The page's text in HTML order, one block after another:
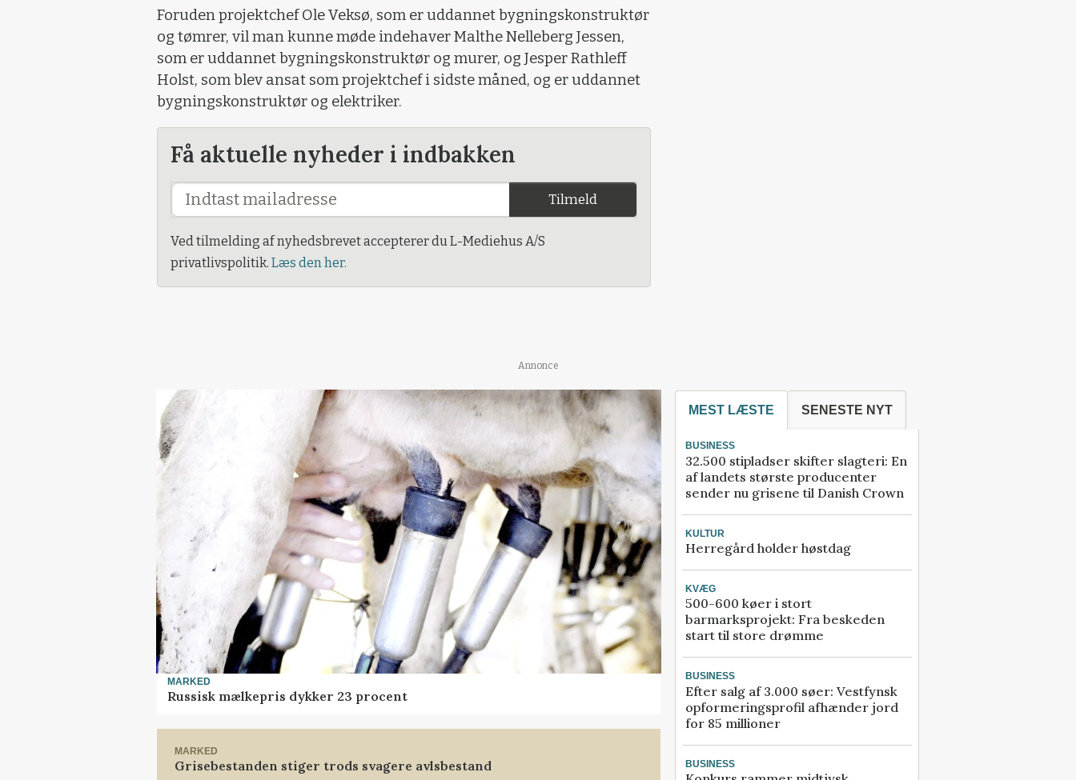
Foruden projektchef Ole Veksø, som er uddannet bygningskonstruktør
og tømrer, vil man kunne møde indehaver Malthe Nelleberg Jessen,
som er uddannet bygningskonstruktør og murer, og Jesper Rathleff
Holst, som blev ansat som projektchef i sidste måned, og er uddannet
bygningskonstruktør og elektriker.
Få aktuelle nyheder i indbakken
Tilmeld
Ved tilmelding af nyhedsbrevet accepterer du L-Mediehus A/S
privatlivspolitik. Læs den her.
Annonce
MARKED
Russisk mælkepris dykker 23 procent
MARKED
Grisebestanden stiger trods svagere avlsbestand
MEST LÆSTE SENESTE NYT
BUSINESS
32.500 stipladser skifter slagteri: En
af landets største producenter
sender nu grisene til Danish Crown
KULTUR
Herregård holder høstdag
KVÆG
500-600 køer i stort
barmarksprojekt: Fra beskeden
start til store drømme
BUSINESS
Efter salg af 3.000 søer: Vestfynsk
opformeringsprofil afhænder jord
for 85 millioner
BUSINESS